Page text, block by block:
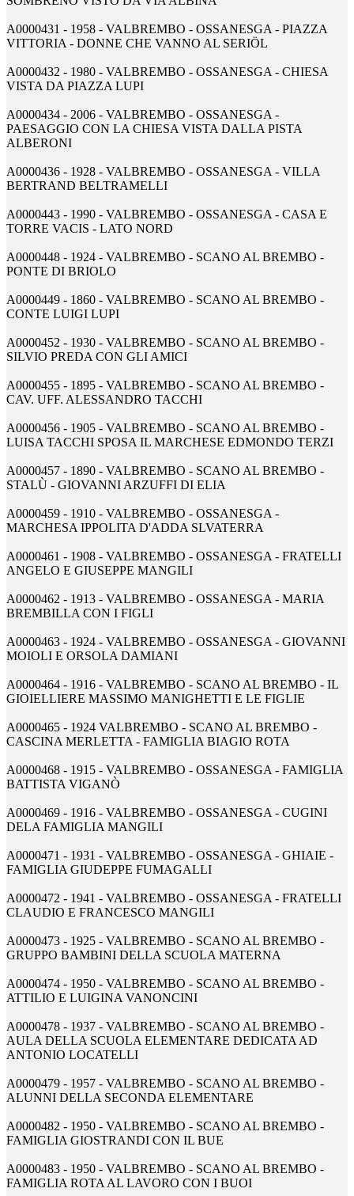
A0000431 - 1958 - VALBREMBO - OSSANESGA - PIAZZA
VITTORIA - DONNE CHE VANNO AL SERIÖL
A0000432 - 1980 - VALBREMBO - OSSANESGA - CHIESA
VISTA DA PIAZZA LUPI
A0000434 - 2006 - VALBREMBO - OSSANESGA -
PAESAGGIO CON LA CHIESA VISTA DALLA PISTA
ALBERONI
A0000436 - 1928 - VALBREMBO - OSSANESGA - VILLA
BERTRAND BELTRAMELLI
A0000443 - 1990 - VALBREMBO - OSSANESGA - CASA E
TORRE VACIS - LATO NORD
A0000448 - 1924 - VALBREMBO - SCANO AL BREMBO -
PONTE DI BRIOLO
A0000449 - 1860 - VALBREMBO - SCANO AL BREMBO -
CONTE LUIGI LUPI
A0000452 - 1930 - VALBREMBO - SCANO AL BREMBO -
SILVIO PREDA CON GLI AMICI
A0000455 - 1895 - VALBREMBO - SCANO AL BREMBO -
CAV. UFF. ALESSANDRO TACCHI
A0000456 - 1905 - VALBREMBO - SCANO AL BREMBO -
LUISA TACCHI SPOSA IL MARCHESE EDMONDO TERZI
A0000457 - 1890 - VALBREMBO - SCANO AL BREMBO -
STALÙ - GIOVANNI ARZUFFI DI ELIA
A0000459 - 1910 - VALBREMBO - OSSANESGA -
MARCHESA IPPOLITA D'ADDA SLVATERRA
A0000461 - 1908 - VALBREMBO - OSSANESGA - FRATELLI
ANGELO E GIUSEPPE MANGILI
A0000462 - 1913 - VALBREMBO - OSSANESGA - MARIA
BREMBILLA CON I FIGLI
A0000463 - 1924 - VALBREMBO - OSSANESGA - GIOVANNI
MOIOLI E ORSOLA DAMIANI
A0000464 - 1916 - VALBREMBO - SCANO AL BREMBO - IL
GIOIELLIERE MASSIMO MANIGHETTI E LE FIGLIE
A0000465 - 1924 VALBREMBO - SCANO AL BREMBO -
CASCINA MERLETTA - FAMIGLIA BIAGIO ROTA
A0000468 - 1915 - VALBREMBO - OSSANESGA - FAMIGLIA
BATTISTA VIGANÒ
A0000469 - 1916 - VALBREMBO - OSSANESGA - CUGINI
DELA FAMIGLIA MANGILI
A0000471 - 1931 - VALBREMBO - OSSANESGA - GHIAIE -
FAMIGLIA GIUDEPPE FUMAGALLI
A0000472 - 1941 - VALBREMBO - OSSANESGA - FRATELLI
CLAUDIO E FRANCESCO MANGILI
A0000473 - 1925 - VALBREMBO - SCANO AL BREMBO -
GRUPPO BAMBINI DELLA SCUOLA MATERNA
A0000474 - 1950 - VALBREMBO - SCANO AL BREMBO -
ATTILIO E LUIGINA VANONCINI
A0000478 - 1937 - VALBREMBO - SCANO AL BREMBO -
AULA DELLA SCUOLA ELEMENTARE DEDICATA AD
ANTONIO LOCATELLI
A0000479 - 1957 - VALBREMBO - SCANO AL BREMBO -
ALUNNI DELLA SECONDA ELEMENTARE
A0000482 - 1950 - VALBREMBO - SCANO AL BREMBO -
FAMIGLIA GIOSTRANDI CON IL BUE
A0000483 - 1950 - VALBREMBO - SCANO AL BREMBO -
FAMIGLIA ROTA AL LAVORO CON I BUOI